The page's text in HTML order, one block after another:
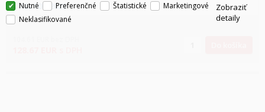
u Vás10.8.2026
Nutné Preferenčné Štatistické
Marketingové
Neklasifikované
Zobraziť
detaily